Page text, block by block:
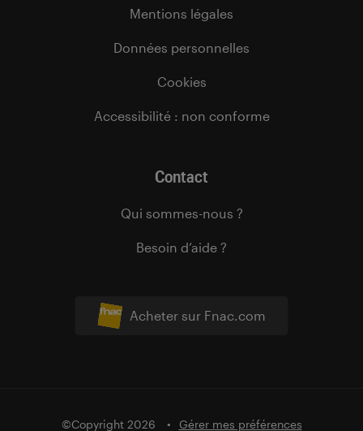
Acheter sur Fnac.com
Mentions légales
Données personnelles
Cookies
Accessibilité : non conforme
Contact
Qui sommes-nous ?
Besoin d’aide ?
©Copyright 2026 Gérer mes préférences